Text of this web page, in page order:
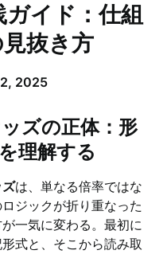
イド：仕組
抜き方
2025
ズの正体：形
理解する
ズは、単なる倍率ではな
ジックが折り重なった
一気に変わる。最初に
式と、そこから読み取